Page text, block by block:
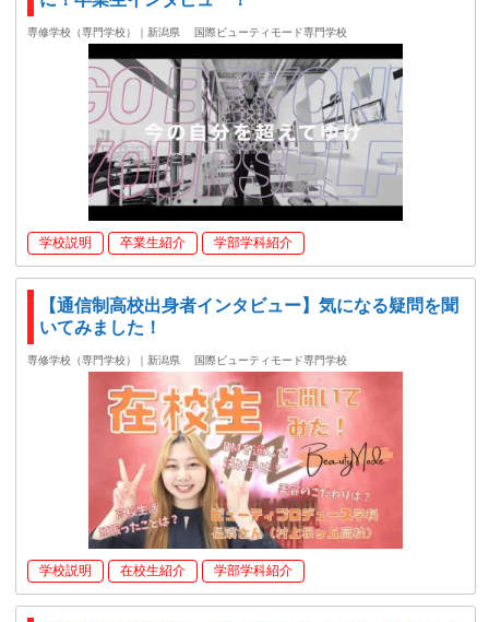
専修学校（専門学校）｜新潟県 国際ビューティモード専門学校
学校説明 卒業生紹介 学部学科紹介
【通信制高校出身者インタビュー】気になる疑問を聞
いてみました！
専修学校（専門学校）｜新潟県 国際ビューティモード専門学校
学校説明 在校生紹介 学部学科紹介